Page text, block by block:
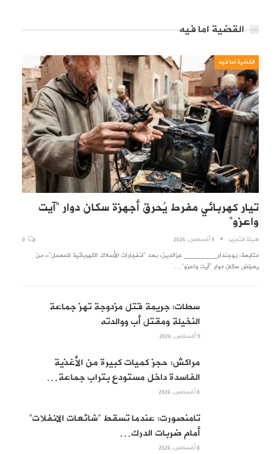
القضية اما فيه
القضية اما فيه
تيار كهربائي مفرط يُحرق أجهزة سكان دوار “آيت
واعزو”
هيئة التحرير 9 أغسطس, 2026
متابعة: بوجندار________ عزالدين. بعد "انفجارات الأسلاك الكهربائية للمعمل".. من
يعوّض سكان دوار "آيت واعزو"…
سطات: جريمة قتل مزدوجة تهز جماعة
النخيلة ومقتل أب ووالدته
9 أغسطس, 2026
مراكش: حجز كميات كبيرة من الأغذية
الفاسدة داخل مستودع بتراب جماعة…
8 أغسطس, 2026
تامنصورت: عندما تسقط “شائعات الانفلات”
أمام ضربات الدرك…
8 أغسطس, 2026